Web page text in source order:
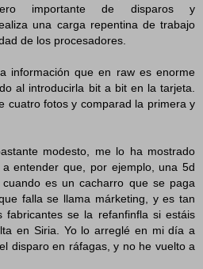
importante de disparos y
una carga repentina de trabajo
de los procesadores.
información que en raw es enorme
al introducirla bit a bit en la tarjeta.
cuatro fotos y comparad la primera y
modesto, me lo ha mostrado
entender que, por ejemplo, una 5d
es un cacharro que se paga
falla se llama márketing, y es tan
fabricantes se la refanfinfla si estáis
en Siria. Yo lo arreglé en mi día a
disparo en ráfagas, y no he vuelto a